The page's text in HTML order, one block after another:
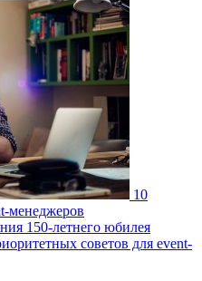
10
менеджеров
150-летнего юбилея
советов для event-